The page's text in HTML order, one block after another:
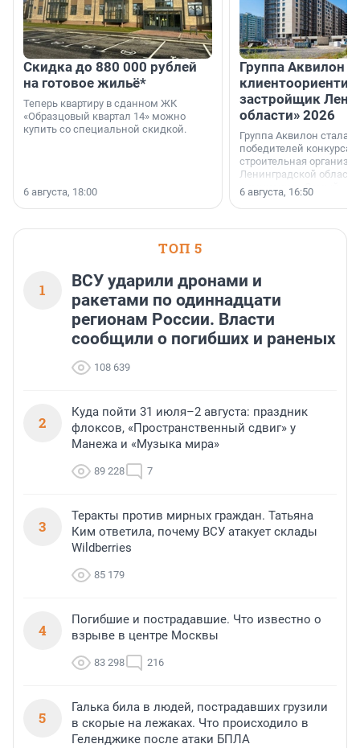
Скидка до 880 000 рублей
на готовое жильё*
Теперь квартиру в сданном ЖК
«Образцовый квартал 14» можно
купить со специальной скидкой.
6 августа, 18:00
Группа Аквилон
застройщик
области» 2026
Группа Аквилон стала
победителей конкурса
строительная
Ленинградской области
номинации «Самый
застройщик
области».
6 августа, 16:50
ТОП 5
1
ВСУ ударили дронами и
ракетами по одиннадцати
регионам России. Власти
сообщили о погибших и раненых
108 639
2
Куда пойти 31 июля–2 августа: праздник
флоксов, «Пространственный сдвиг» у
Манежа и «Музыка мира»
89 228 7
3
Теракты против мирных граждан. Татьяна
Ким ответила, почему ВСУ атакует склады
Wildberries
85 179
4
Погибшие и пострадавшие. Что известно о
взрыве в центре Москвы
83 298 216
5
Галька била в людей, пострадавших грузили
в скорые на лежаках. Что происходило в
Геленджике после атаки БПЛА